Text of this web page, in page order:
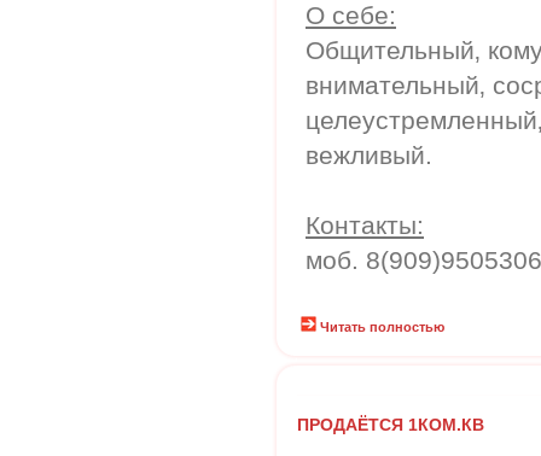
О себе:
Общительный‚
внимательный‚
вежливый.
Контакты:
моб. 8(909)9505306
Читать полностью
ПРОДАЁТСЯ 1КОМ.КВ